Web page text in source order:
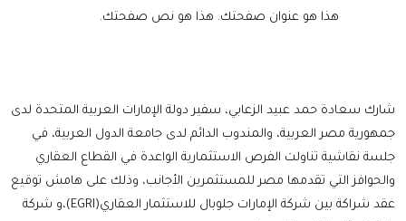
هذا هو عنوان صفحتك. هذا هو نص صفحتك.
شارك سعادة حمد عبيد الزعابي، سفير دولة الإمارات العربية المتحدة لدى
جمهورية مصر العربية، والمندوب الدائم لدى جامعة الدول العربية، في
جلسة نقاشية تناولت الفرص الاستثمارية الواعدة في القطاع العقاري
والحوافز التي تقدمها مصر للمستثمرين الأجانب، وذلك على هامش توقيع
عقد شراكة بين شركة الإمارات جلوبال للاستثمار العقاري(EGRI)،و شركة